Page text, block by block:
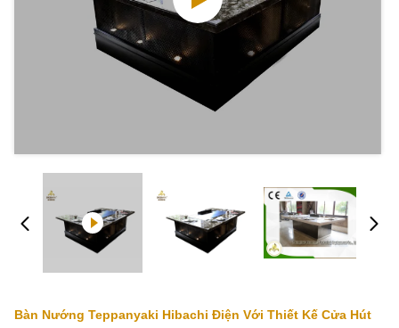
Bàn Nướng Teppanyaki Hibachi Điện Với Thiết Kế Cửa Hút